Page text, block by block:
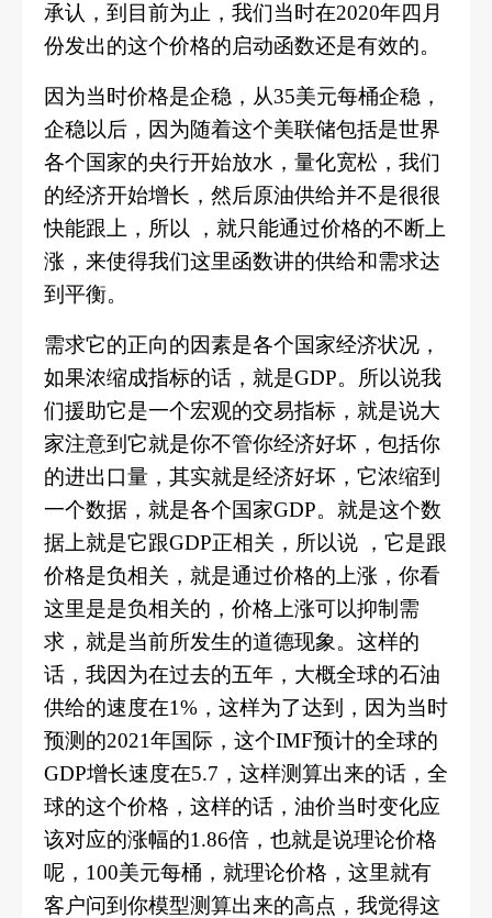
承认，到目前为止，我们当时在2020年四月
份发出的这个价格的启动函数还是有效的。
因为当时价格是企稳，从35美元每桶企稳，
企稳以后，因为随着这个美联储包括是世界
各个国家的央行开始放水，量化宽松，我们
的经济开始增长，然后原油供给并不是很很
快能跟上，所以 ，就只能通过价格的不断上
涨，来使得我们这里函数讲的供给和需求达
到平衡。
需求它的正向的因素是各个国家经济状况，
如果浓缩成指标的话，就是GDP。所以说我
们援助它是一个宏观的交易指标，就是说大
家注意到它就是你不管你经济好坏，包括你
的进出口量，其实就是经济好坏，它浓缩到
一个数据，就是各个国家GDP。就是这个数
据上就是它跟GDP正相关，所以说 ，它是跟
价格是负相关，就是通过价格的上涨，你看
这里是是负相关的，价格上涨可以抑制需
求，就是当前所发生的道德现象。这样的
话，我因为在过去的五年，大概全球的石油
供给的速度在1%，这样为了达到，因为当时
预测的2021年国际，这个IMF预计的全球的
GDP增长速度在5.7，这样测算出来的话，全
球的这个价格，这样的话，油价当时变化应
该对应的涨幅的1.86倍，也就是说理论价格
呢，100美元每桶，就理论价格，这里就有
客户问到你模型测算出来的高点，我觉得这